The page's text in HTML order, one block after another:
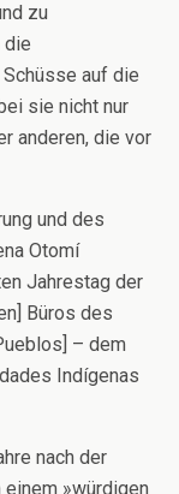
zu
die
auf die
sie nicht nur
anderen, die vor
und des
Otomí
Jahrestag der
Büros des
– dem
Indígenas
nach der
»würdigen